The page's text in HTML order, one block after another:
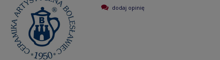
dodaj opinię